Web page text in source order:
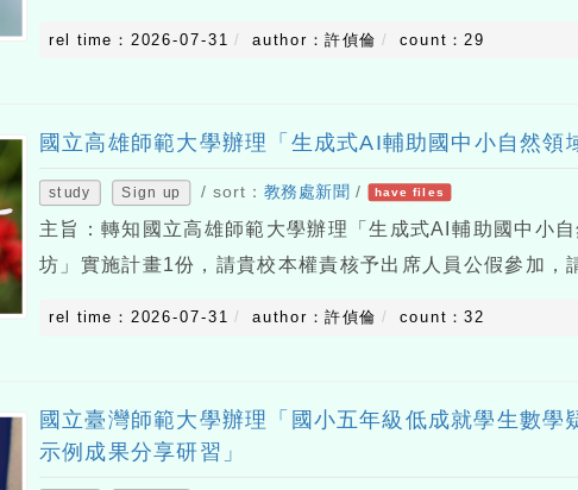
rel time：2026-07-31 author：許偵倫 count：29
國立高雄師範大學辦理「生成式AI輔助國中小自然領
study Sign up / sort： 教務處新聞 / have files
主旨：轉知國立高雄師範大學辦理「生成式AI輔助國中小
坊」實施計畫1份，請貴校本權責核予出席人員公假參加，
rel time：2026-07-31 author：許偵倫 count：32
國立臺灣師範大學辦理「國小五年級低成就學生數學
示例成果分享研習」